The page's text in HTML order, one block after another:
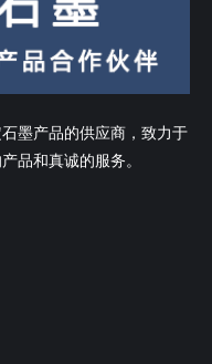
墨产品的供应商，致力于
品和真诚的服务。